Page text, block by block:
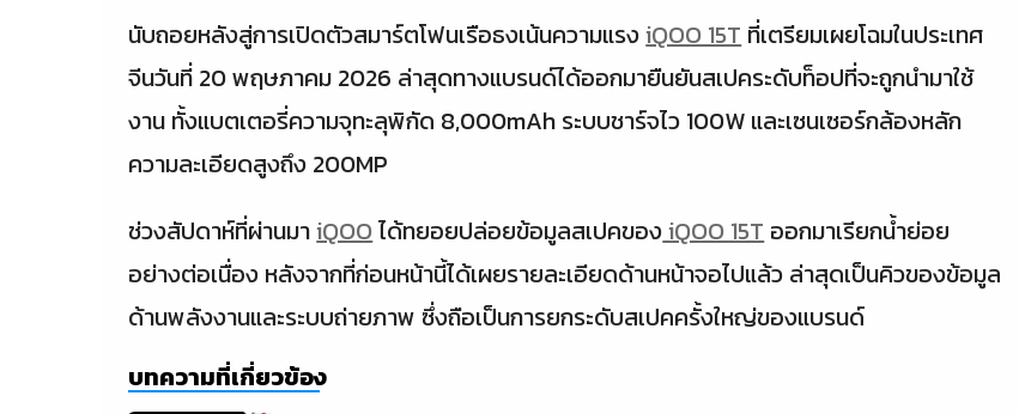
นับถอยหลังสู่การเปิดตัวสมาร์ตโฟนเรือธงเน้นความแรงiQOO 15T ที่เตรียมเผยโฉมในประเทศ
จีนวันที่ 20 พฤษภาคม 2026 ล่าสุดทางแบรนด์ได้ออกมายืนยันสเปคระดับท็อปที่จะถูกนำมาใช้
งาน ทั้งแบตเตอรี่ความจุทะลุพิกัด 8,000mAh ระบบชาร์จไว 100W และเซนเซอร์กล้องหลัก
ความละเอียดสูงถึง 200MP
ช่วงสัปดาห์ที่ผ่านมาiQOOได้ทยอยปล่อยข้อมูลสเปคของiQOO 15T ออกมาเรียกน้ำย่อย
อย่างต่อเนื่อง หลังจากที่ก่อนหน้านี้ได้เผยรายละเอียดด้านหน้าจอไปแล้ว ล่าสุดเป็นคิวของข้อมูล
ด้านพลังงานและระบบถ่ายภาพ ซึ่งถือเป็นการยกระดับสเปคครั้งใหญ่ของแบรนด์
บทความที่เกี่ยวข้อง